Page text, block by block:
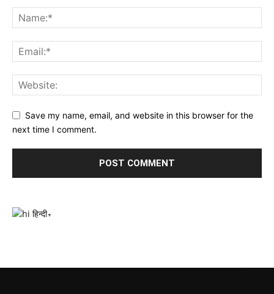
Save my name, email, and website in this browser for the
next time I comment.
हिन्दी▼